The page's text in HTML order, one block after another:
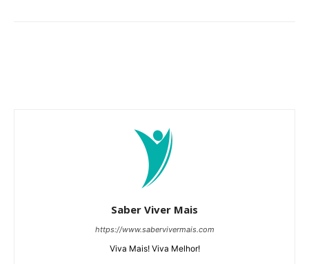
Saber Viver Mais
https://www.sabervivermais.com
Viva Mais! Viva Melhor!